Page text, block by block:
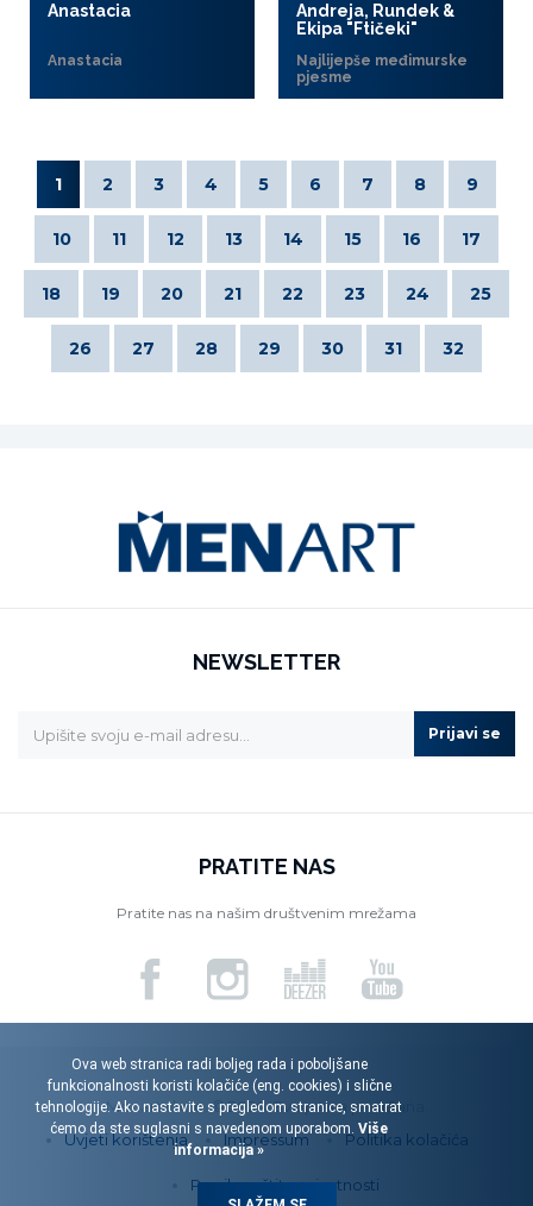
Anastacia
Anastacia
Andreja, Rundek &
Ekipa "Ftičeki"
Najlijepše međimurske
pjesme
1 2 3 4 5 6 7 8 9
10 11 12 13 14 15 16 17
18 19 20 21 22 23 24 25
26 27 28 29 30 31 32
NEWSLETTER
Prijavi se
PRATITE NAS
Pratite nas na našim društvenim mrežama
Menart d.o.o. © 2026. Sva prava pridržana.
Uvjeti korištenja
Impressum Politika kolačića
Pravila zaštite privatnosti
Ova web stranica radi boljeg rada i poboljšane
funkcionalnosti koristi kolačiće (eng. cookies) i slične
tehnologije. Ako nastavite s pregledom stranice, smatrat
ćemo da ste suglasni s navedenom uporabom. Više
informacija »